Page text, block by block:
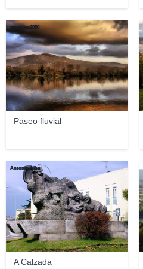
Paseo fluvial
amadeus2050
A Calzada
Antonio Alba